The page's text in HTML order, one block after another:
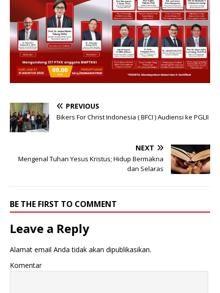
PREVIOUS
Bikers For Christ Indonesia ( BFCI ) Audiensi ke PGLII
NEXT
Mengenal Tuhan Yesus Kristus; Hidup Bermakna
dan Selaras
BE THE FIRST TO COMMENT
Leave a Reply
Alamat email Anda tidak akan dipublikasikan.
Komentar